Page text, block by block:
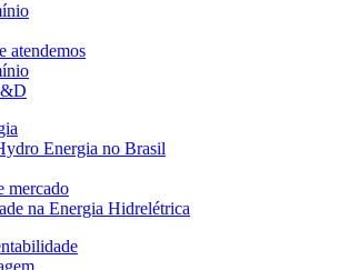
atendemos
Energia no Brasil
mercado
na Energia Hidrelétrica